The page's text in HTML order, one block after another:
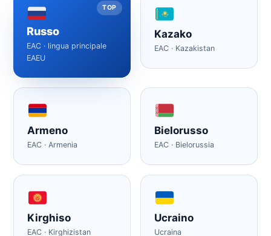
Russo
EAC · lingua principale
EAEU
TOP
Kazako
EAC · Kazakistan
Armeno
EAC · Armenia
Bielorusso
EAC · Bielorussia
Kirghiso
EAC · Kirghizistan
Ucraino
Ucraina